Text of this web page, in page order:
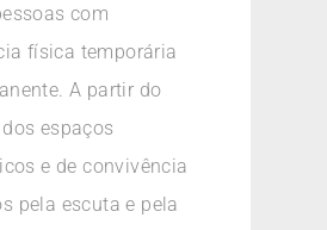
com
física temporária
A partir do
espaços
e de convivência
pela escuta e pela